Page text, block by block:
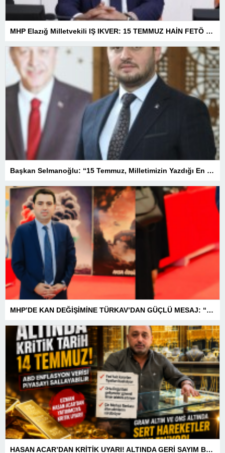
MHP Elazığ Milletvekili IŞ IKVER: 15 TEMMUZ HAİN FETÖ KALKIŞMASI TÜRKİYE’Yİ İŞGAL GİRİŞİMİDİR
Başkan Selmanoğlu: “15 Temmuz, Milletimizin Yazdığı En Büyük Demokrasi Destanlarından Biridir”
MHP’DE KAN DEĞİŞİMİNE TÜRKAV’DAN GÜÇLÜ MESAJ: “BİRLİK VE BERABERLİKLE DAHA GÜÇLÜYÜZ”
HASAN ACAR’DAN KRİTİK UYARI! ALTINDA GERİ SAYIM BAŞLADI! 14 TEMMUZ’DAKİ VERİ PİYASALARIN YÖNÜNÜ BELİRLEYECEK